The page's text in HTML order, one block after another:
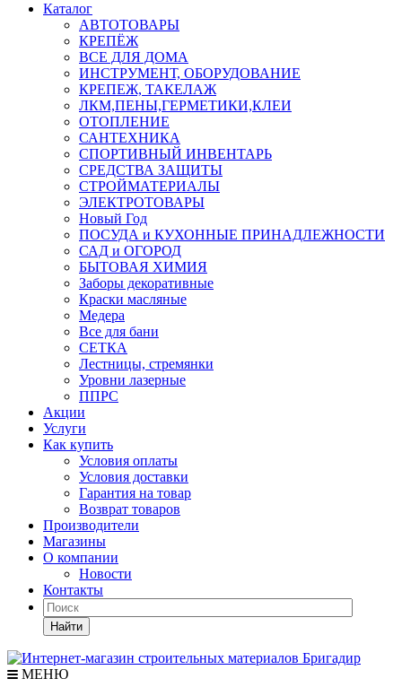
Каталог
АВТОТОВАРЫ
КРЕПЁЖ
ВСЕ ДЛЯ ДОМА
ИНСТРУМЕНТ, ОБОРУДОВАНИЕ
КРЕПЕЖ, ТАКЕЛАЖ
ЛКМ,ПЕНЫ,ГЕРМЕТИКИ,КЛЕИ
ОТОПЛЕНИЕ
САНТЕХНИКА
СПОРТИВНЫЙ ИНВЕНТАРЬ
СРЕДСТВА ЗАЩИТЫ
СТРОЙМАТЕРИАЛЫ
ЭЛЕКТРОТОВАРЫ
Новый Год
ПОСУДА и КУХОННЫЕ ПРИНАДЛЕЖНОСТИ
САД и ОГОРОД
БЫТОВАЯ ХИМИЯ
Заборы декоративные
Краски масляные
Медера
Все для бани
СЕТКА
Лестницы, стремянки
Уровни лазерные
ППРС
Акции
Услуги
Как купить
Условия оплаты
Условия доставки
Гарантия на товар
Возврат товаров
Производители
Магазины
О компании
Новости
Контакты
Найти
МЕНЮ